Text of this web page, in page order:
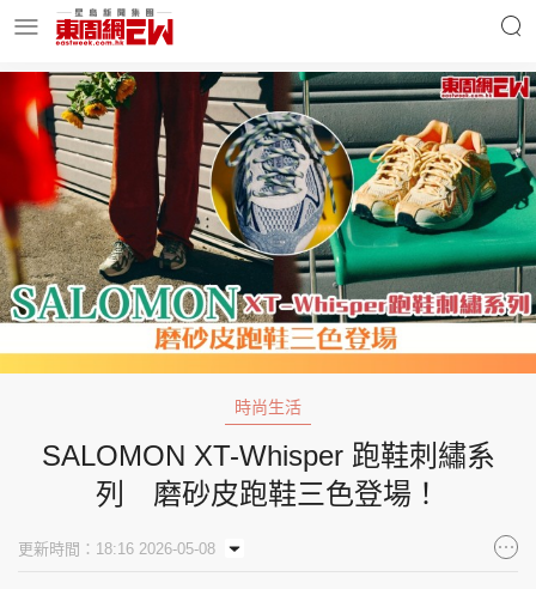
明星名人 時事財經
東周Ladies 優享生活
東周食玩通 會員活動
玄學靈異 東周專欄
時尚生活
SALOMON XT-Whisper 跑鞋刺繡系
列 磨砂皮跑鞋三色登場！
更新時間：18:16 2026-05-08